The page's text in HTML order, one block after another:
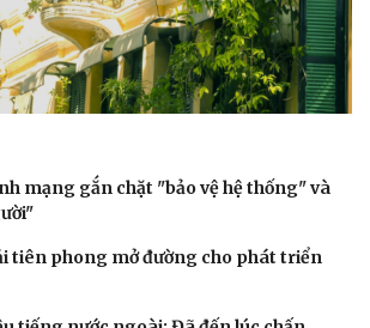
mạng gắn chặt "bảo vệ hệ thống" và
tiên phong mở đường cho phát triển